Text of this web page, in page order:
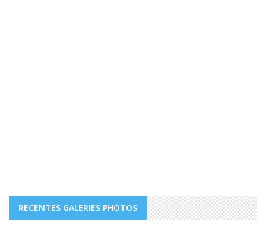
RECENTES GALERIES PHOTOS